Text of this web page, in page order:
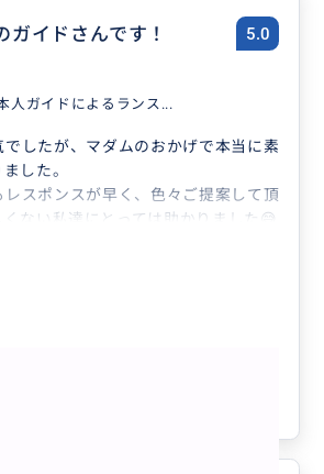
ガイドさんです！ 5.0
人ガイドによるランス...
でしたが、マダムのおかげで本当に素
した。
スポンスが早く、色々ご提案して頂
くない私達にとっては助かりました😅